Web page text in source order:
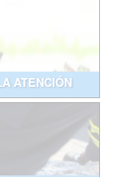
ATENCIÓN